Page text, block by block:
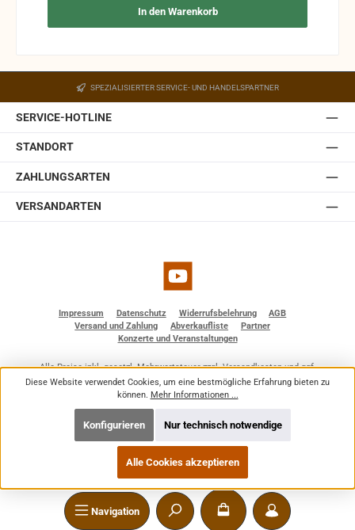
Navigation
In den Warenkorb
SPEZIALISIERTER SERVICE- UND HANDELSPARTNER
SERVICE-HOTLINE
STANDORT
ZAHLUNGSARTEN
VERSANDARTEN
YouTube
Impressum Datenschutz Widerrufsbelehrung
AGB
Versand und Zahlung
Abverkaufliste
Partner
Konzerte und Veranstaltungen
Alle Preise inkl. gesetzl. Mehrwertsteuer zzgl.Versandkostenund ggf.
Nachnahmegebühren, wenn nicht anders angegeben.
© 2026 BF - Dienstleistungen - Alle Rechte vorbehalten. Theme by
Diese Website verwendet Cookies, um eine bestmögliche Erfahrung bieten zu
können. Mehr Informationen ...
Nur technisch notwendige
Konfigurieren
Alle Cookies akzeptieren